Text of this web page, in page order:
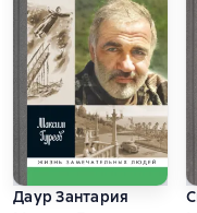
Даур Зантария